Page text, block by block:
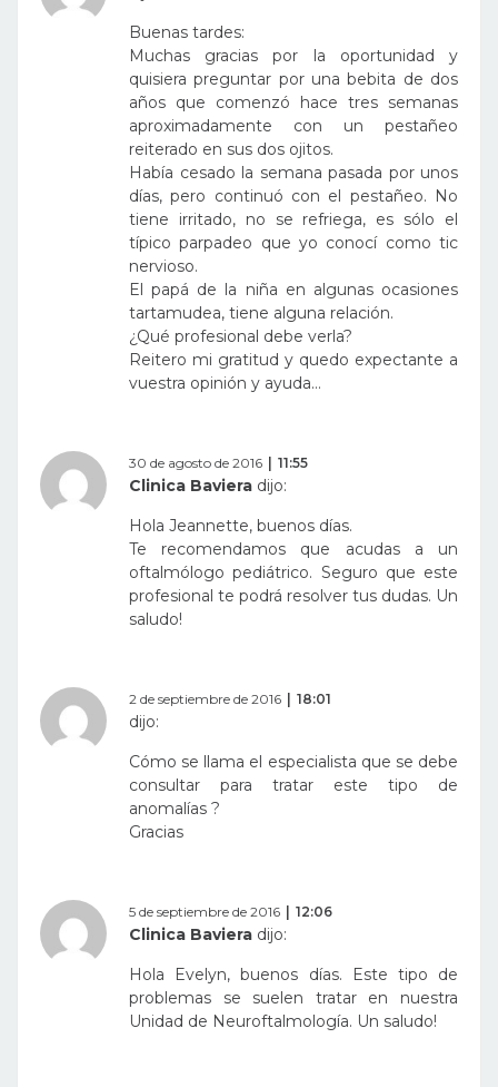
Buenas tardes:
Muchas gracias por la oportunidad y
quisiera preguntar por una bebita de dos
años que comenzó hace tres semanas
aproximadamente con un pestañeo
reiterado en sus dos ojitos.
Había cesado la semana pasada por unos
días, pero continuó con el pestañeo. No
tiene irritado, no se refriega, es sólo el
típico parpadeo que yo conocí como tic
nervioso.
El papá de la niña en algunas ocasiones
tartamudea, tiene alguna relación.
¿Qué profesional debe verla?
Reitero mi gratitud y quedo expectante a
vuestra opinión y ayuda…
30 de agosto de 2016 11:55
Clinica Baviera dijo:
Hola Jeannette, buenos días.
Te recomendamos que acudas a un
oftalmólogo pediátrico. Seguro que este
profesional te podrá resolver tus dudas. Un
saludo!
2 de septiembre de 2016 18:01
dijo:
Cómo se llama el especialista que se debe
consultar para tratar este tipo de
anomalías ?
Gracias
5 de septiembre de 2016 12:06
Clinica Baviera dijo:
Hola Evelyn, buenos días. Este tipo de
problemas se suelen tratar en nuestra
Unidad de Neuroftalmología. Un saludo!